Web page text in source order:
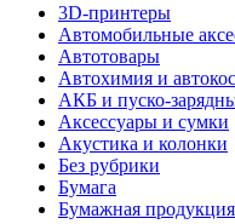
3D-принтеры
Автомобильные
Автотовары
Автохимия и
АКБ и пуско-
Аксессуары и сумки
Акустика и колонки
Без рубрики
Бумага
Бумажная продукция